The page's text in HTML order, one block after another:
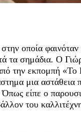
οποία φαινόταν
τα σημάδια. Ο
την εκπομπή
μια αστάθεια
είπε ο
του